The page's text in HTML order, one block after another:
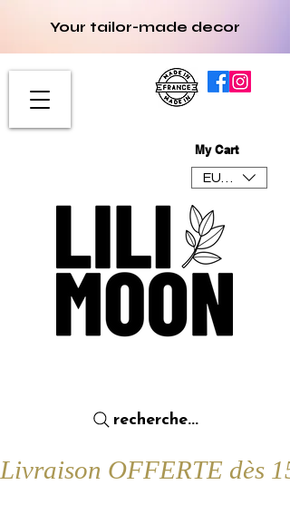
Your tailor-made decor
My Cart
EUR (€)
recherche...
Livraison OFFERTE dès